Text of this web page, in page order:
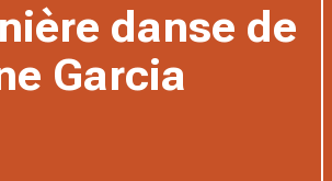
danse de
Garcia